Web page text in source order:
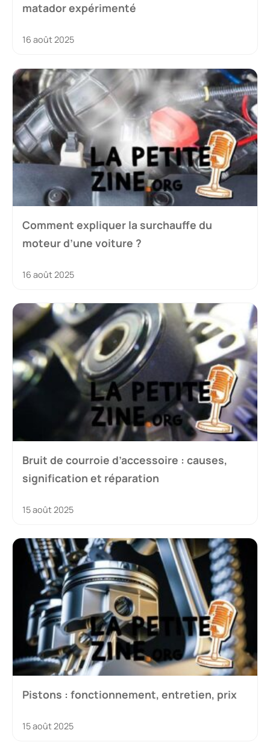
matador expérimenté
16 août 2025
Comment expliquer la surchauffe du
moteur d’une voiture ?
16 août 2025
Bruit de courroie d’accessoire : causes,
signification et réparation
15 août 2025
Pistons : fonctionnement, entretien, prix
15 août 2025